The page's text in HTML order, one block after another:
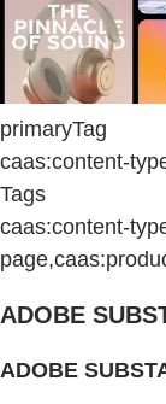
primaryTag
caas:content-
Tags
caas:content-
ADOBE
ADOBE